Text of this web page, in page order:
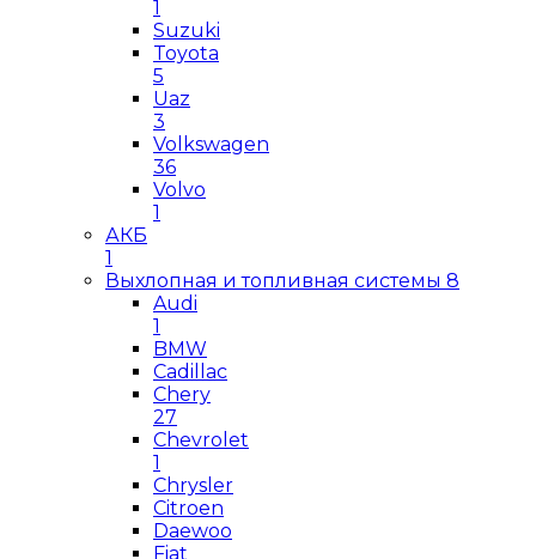
1
Suzuki
Toyota
5
Uaz
3
Volkswagen
36
Volvo
1
АКБ
1
Выхлопная и топливная системы 8
Audi
1
BMW
Cadillac
Chery
27
Chevrolet
1
Chrysler
Citroen
Daewoo
Fiat